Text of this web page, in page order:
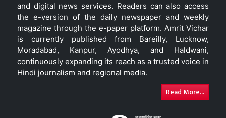
and digital news services. Readers can also access
the e-version of the daily newspaper and weekly
magazine through the e-paper platform. Amrit Vichar
is currently published from Bareilly, Lucknow,
Moradabad, Kanpur, Ayodhya, and Haldwani,
continuously expanding its reach as a trusted voice in
Hindi journalism and regional media.
Read More...